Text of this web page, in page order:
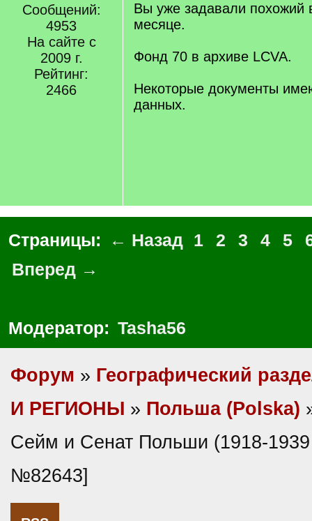
Сообщений:
4953
На сайте с
2009 г.
Рейтинг:
2466
Вы уже задавали похожий
месяце.
Фонд 70 в архиве LCVA.
Некоторые документы
данных.
Страницы: ← Назад 1 2 3 4 5
Вперед →
Модератор: Tasha56
Форум » Географический
И РЕГИОНЫ » Польша (Polska)
Сейм и Сенат Польши (1918-1939
№82643]